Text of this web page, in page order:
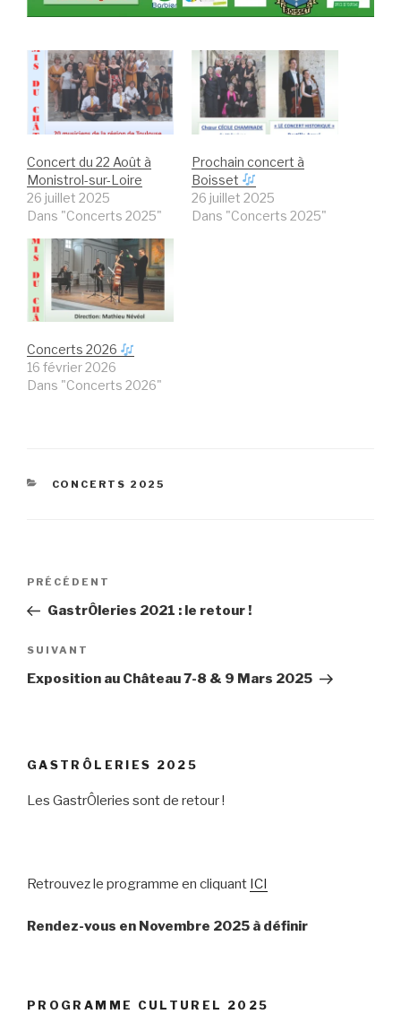
Concert du 22 Août à
Monistrol-sur-Loire
26 juillet 2025
Dans "Concerts 2025"
Prochain concert à
Boisset
26 juillet 2025
Dans "Concerts 2025"
Concerts 2026
16 février 2026
Dans "Concerts 2026"
CATÉGORIES
CONCERTS 2025
Navigation
l’article
Article
précédent
PRÉCÉDENT
GastrÔleries 2021 : le retour !
Article
suivant
SUIVANT
Exposition au Château 7-8 & 9 Mars 2025
GASTRÔLERIES 2025
Les GastrÔleries sont de retour !
Retrouvez le programme en cliquant ICI
Rendez-vous en Novembre 2025 à définir
PROGRAMME CULTUREL 2025